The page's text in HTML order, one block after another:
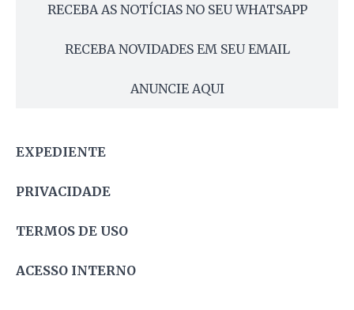
RECEBA AS NOTÍCIAS NO SEU WHATSAPP
RECEBA NOVIDADES EM SEU EMAIL
ANUNCIE AQUI
EXPEDIENTE
PRIVACIDADE
TERMOS DE USO
ACESSO INTERNO